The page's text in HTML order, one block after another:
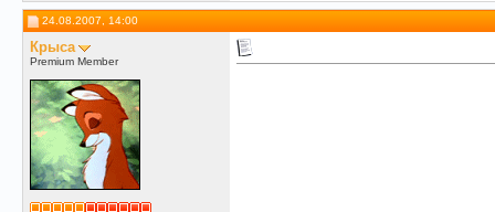
24.08.2007, 14:00
Крыса
Premium Member